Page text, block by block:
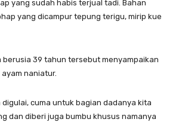
yang sudah habis terjual tadi. Bahan
yang dicampur tepung terigu, mirip kue
berusia 39 tahun tersebut menyampaikan
naniatur.
digulai, cuma untuk bagian dadanya kita
dan diberi juga bumbu khusus namanya